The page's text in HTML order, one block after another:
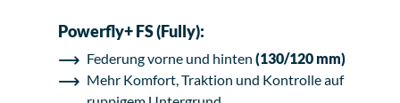
Powerfly+ FS (Fully):
Federung vorne und hinten (130/120 mm)
Mehr Komfort, Traktion und Kontrolle auf